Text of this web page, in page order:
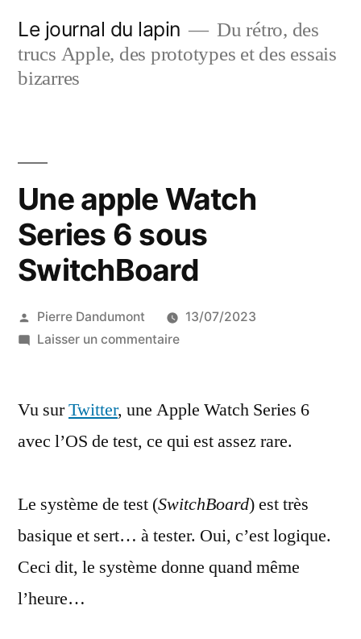
contenu
Le journal du lapin
Du rétro, des
trucs Apple, des prototypes et des essais
bizarres
Une apple Watch
Series 6 sous
SwitchBoard
Publié
par
Pierre Dandumont
13/07/2023
Laisser un commentairesur
Watch
6
SwitchBoard
Vu surTwitter, une Apple Watch Series 6
avec l’OS de test, ce qui est assez rare.
Le système de test (SwitchBoard) est très
basique et sert… à tester. Oui, c’est logique.
Ceci dit, le système donne quand même
l’heure…